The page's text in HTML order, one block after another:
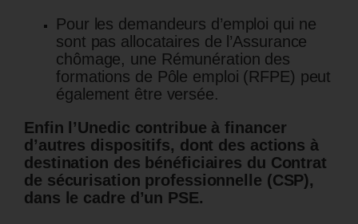
Pour les demandeurs d’emploi qui ne
sont pas allocataires de l’Assurance
chômage, une Rémunération des
formations de Pôle emploi (RFPE) peut
également être versée.
Enfin l’Unedic contribue à financer
d’autres dispositifs, dont des actions à
destination des bénéficiaires du Contrat
de sécurisation professionnelle (CSP),
dans le cadre d’un PSE.